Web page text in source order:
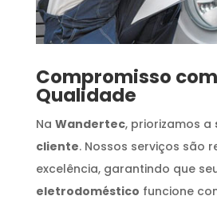
Compromisso
Qualidade
Na Wandertec, priorizamos a
cliente. Nossos serviços são
excelência, garantindo que
eletrodoméstico funcione